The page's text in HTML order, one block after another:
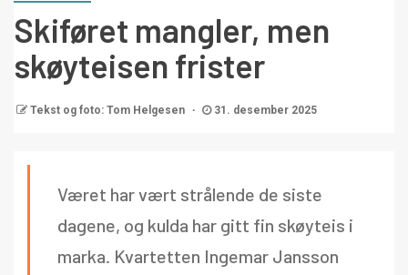
Skiføret mangler, men
skøyteisen frister
Tekst og foto: Tom Helgesen 31. desember 2025
Været har vært strålende de siste
dagene, og kulda har gitt fin skøyteis i
marka. Kvartetten Ingemar Jansson